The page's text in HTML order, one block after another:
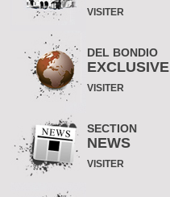
VISITER
DEL BONDIO
EXCLUSIVE
VISITER
SECTION
NEWS
VISITER